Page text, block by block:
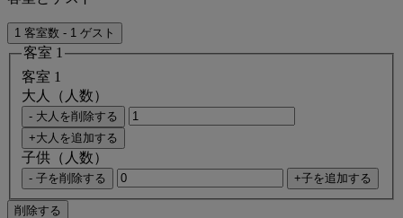
1 客室数 - 1 ゲスト
客室 1
客室 1
大人（人数）
- 大人を削除する
+大人を追加する
子供（人数）
- 子を削除する +子を追加する
削除する